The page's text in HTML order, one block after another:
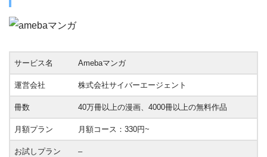
サービス名 Amebaマンガ
運営会社 株式会社サイバーエージェント
冊数 40万冊以上の漫画、4000冊以上の無料作品
月額プラン 月額コース：330円~
お試しプラン –